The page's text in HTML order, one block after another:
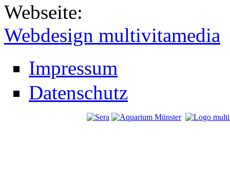
Webseite:
Webdesign multivitamedia
Impressum
Datenschutz